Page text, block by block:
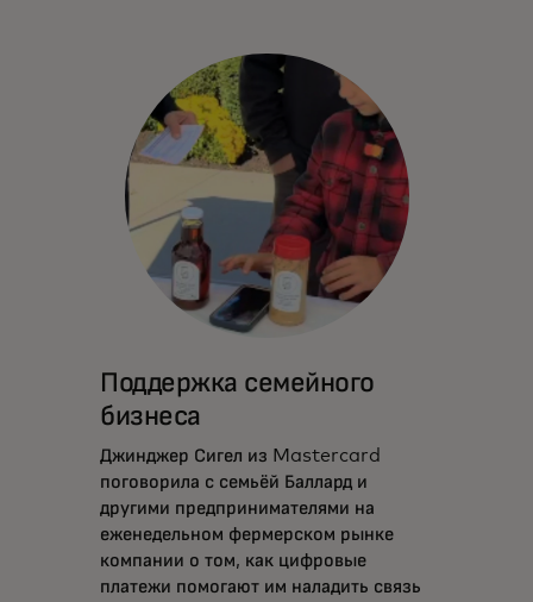
Поддержка семейного
бизнеса
Джинджер Сигел из Mastercard
поговорила с семьёй Баллард и
другими предпринимателями на
еженедельном фермерском рынке
компании о том, как цифровые
платежи помогают им наладить связь